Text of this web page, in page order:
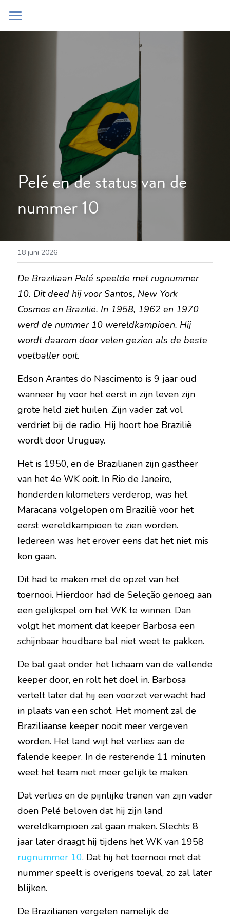
Home
POWERED BY
Pelé en de status van de
nummer 10
18 juni 2026
De Braziliaan Pelé speelde met rugnummer
10. Dit deed hij voor Santos, New York
Cosmos en Brazilië. In 1958, 1962 en 1970
werd de nummer 10 wereldkampioen. Hij
wordt daarom door velen gezien als de beste
voetballer ooit.
Edson Arantes do Nascimento is 9 jaar oud
wanneer hij voor het eerst in zijn leven zijn
grote held ziet huilen. Zijn vader zat vol
verdriet bij de radio. Hij hoort hoe Brazilië
wordt door Uruguay.
Het is 1950, en de Brazilianen zijn gastheer
van het 4e WK ooit. In Rio de Janeiro,
honderden kilometers verderop, was het
Maracana volgelopen om Brazilië voor het
eerst wereldkampioen te zien worden.
Iedereen was het erover eens dat het niet mis
kon gaan.
Dit had te maken met de opzet van het
toernooi. Hierdoor had de Seleção genoeg aan
een gelijkspel om het WK te winnen. Dan
volgt het moment dat keeper Barbosa een
schijnbaar houdbare bal niet weet te pakken.
De bal gaat onder het lichaam van de vallende
keeper door, en rolt het doel in. Barbosa
vertelt later dat hij een voorzet verwacht had
in plaats van een schot. Het moment zal de
Braziliaanse keeper nooit meer vergeven
worden. Het land wijt het verlies aan de
falende keeper. In de resterende 11 minuten
weet het team niet meer gelijk te maken.
Dat verlies en de pijnlijke tranen van zijn vader
doen Pelé beloven dat hij zijn land
wereldkampioen zal gaan maken. Slechts 8
rugnummer 10. Dat hij het toernooi met dat
nummer speelt is overigens toeval, zo zal later
blijken.
De Brazilianen vergeten namelijk de